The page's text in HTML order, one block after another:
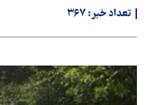
تعداد خبر:۳۶۷